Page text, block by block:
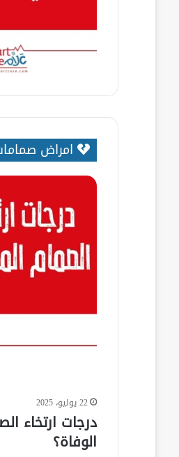
امراض
22 يوليو، 2025
درجات ارتخاء
الوفاة؟